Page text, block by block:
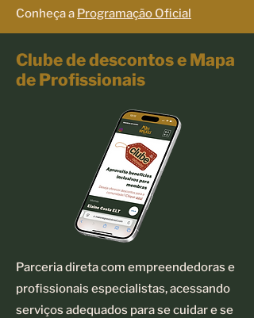
Conheça a Programação Oficial
Clube de descontos e Mapa
de Profissionais
Parceria direta com empreendedoras e
profissionais especialistas, acessando
serviços adequados para se cuidar e se